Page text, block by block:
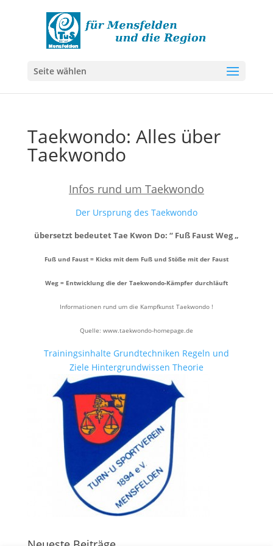
Seite wählen
Taekwondo: Alles über
Taekwondo
Infos rund um Taekwondo
Der Ursprung des Taekwondo
übersetzt bedeutet Tae Kwon Do: “ Fuß Faust Weg „
Fuß und Faust = Kicks mit dem Fuß und Stöße mit der Faust
Weg = Entwicklung die der Taekwondo-Kämpfer durchläuft
Informationen rund um die Kampfkunst Taekwondo !
Quelle: www.taekwondo-homepage.de
Trainingsinhalte Grundtechniken Regeln und
Ziele Hintergrundwissen Theorie